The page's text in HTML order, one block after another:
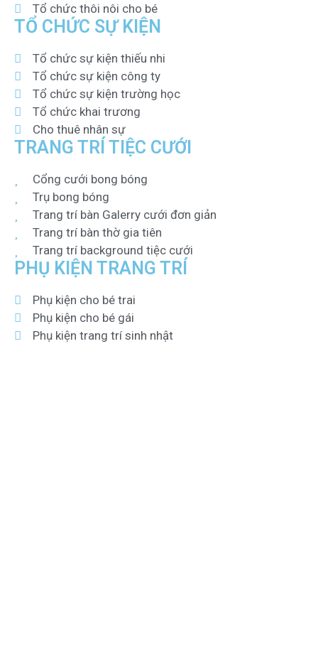
Tổ chức thôi nôi cho bé
TỔ CHỨC SỰ KIỆN
Tổ chức sự kiện thiếu nhi
Tổ chức sự kiện công ty
Tổ chức sự kiện trường học
Tổ chức khai trương
Cho thuê nhân sự
TRANG TRÍ TIỆC CƯỚI
Cổng cưới bong bóng
Trụ bong bóng
Trang trí bàn Galerry cưới đơn giản
Trang trí bàn thờ gia tiên
Trang trí background tiệc cưới
PHỤ KIỆN TRANG TRÍ
Phụ kiện cho bé trai
Phụ kiện cho bé gái
Phụ kiện trang trí sinh nhật